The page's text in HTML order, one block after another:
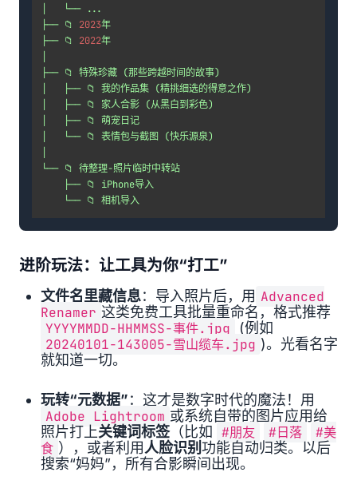
└──
...
├── 📁 2023年
├── 📁 2022年
├── 📁 特殊珍藏 (那些跨越时间的故事)
├── 📁 我的作品集 (精挑细选的得意之作)
├── 📁 家人合影 (从黑白到彩色)
├── 📁
萌宠日记
└── 📁 表情包与截图
(快乐源泉)
└── 📁
待整理-照片临时中转站
├── 📁
iPhone导入
└── 📁 相机导入
进阶玩法：让工具为你“打工”
文件名里藏信息：导入照片后，用 Advanced
Renamer 这类免费工具批量重命名，格式推荐
YYYYMMDD-HHMMSS-事件.jpg (例如
20240101-143005-雪山缆车.jpg )。光看名字
就知道一切。
玩转“元数据”：这才是数字时代的魔法！用
Adobe Lightroom 或系统自带的图片应用给
照片打上关键词标签（比如 #朋友 #日落
#美
食 ），或者利用人脸识别功能自动归类。以后
搜索“妈妈”，所有合影瞬间出现。